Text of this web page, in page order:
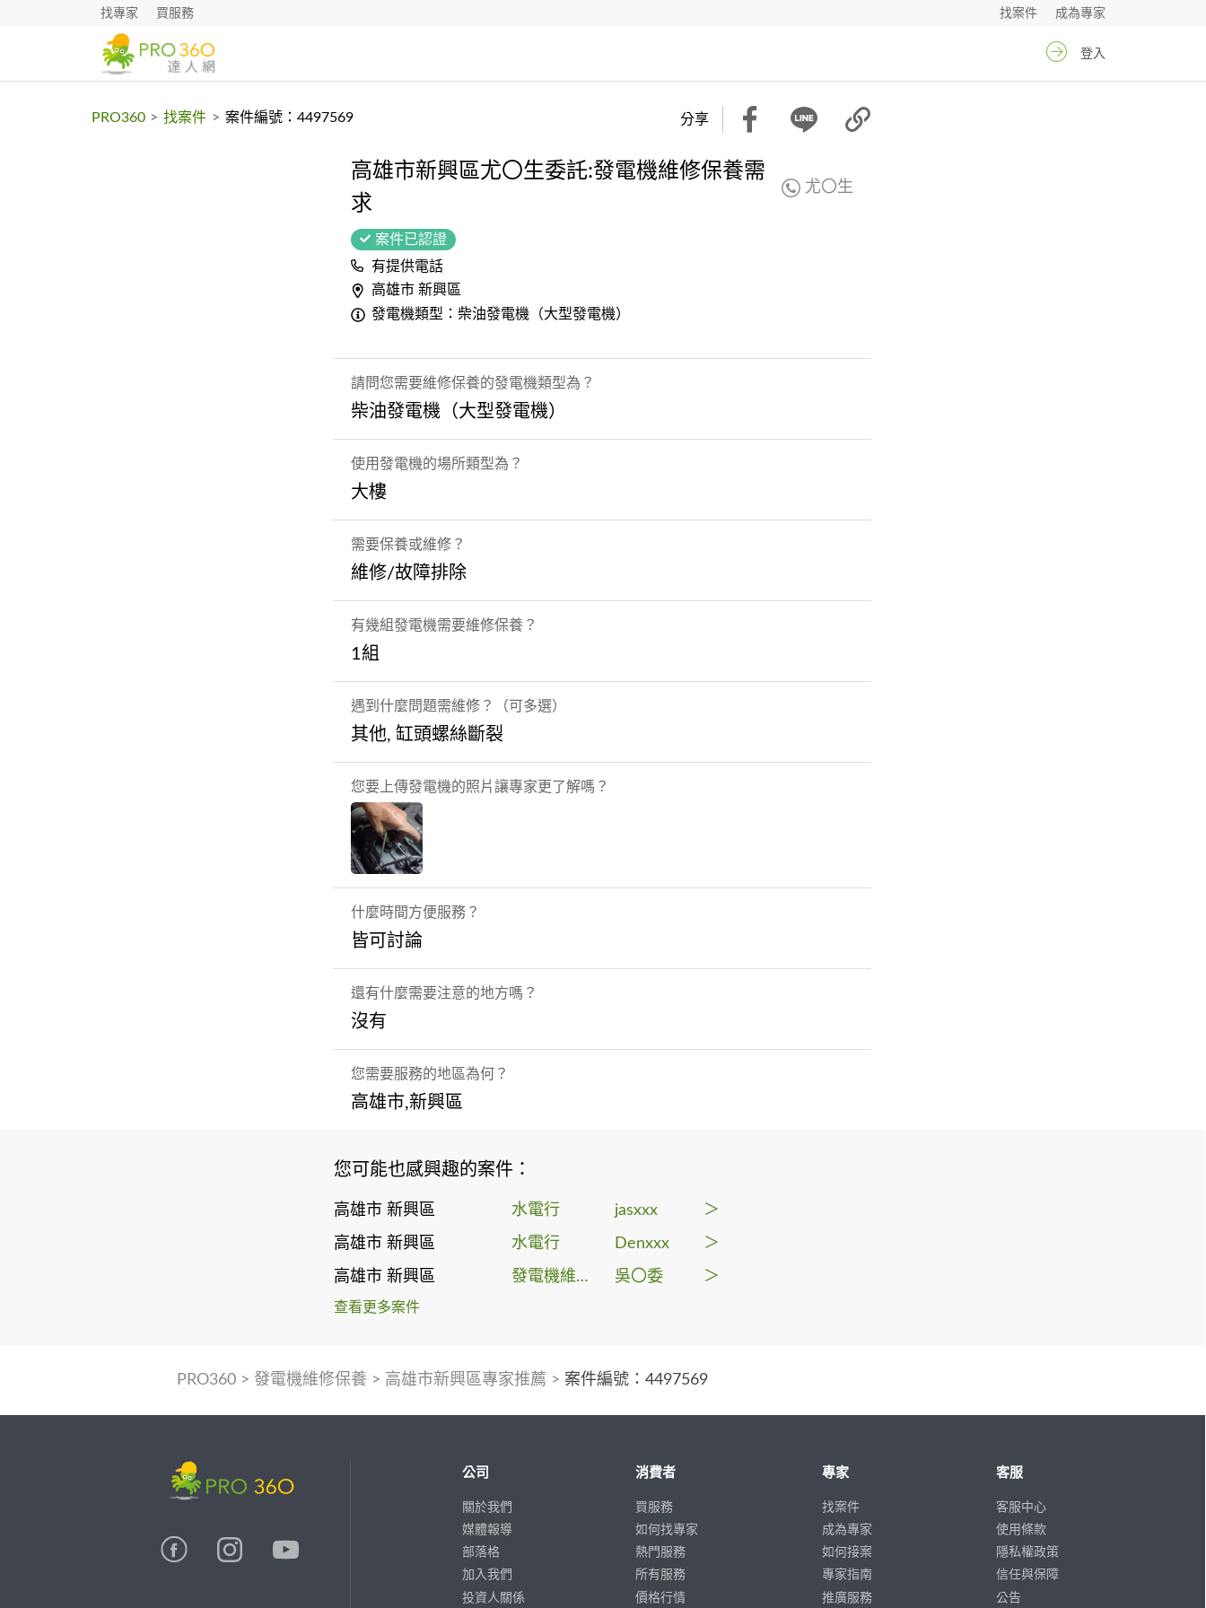
找專家 買服務 成為專家
找案件
登入
PRO360 > 找案件 > 案件編號：4497569 分享
高雄市新興區尤〇生委託:發電機維修保養需
求
尤〇生
案件已認證
有提供電話
高雄市 新興區
發電機類型：柴油發電機（大型發電機）
請問您需要維修保養的發電機類型為？
柴油發電機（大型發電機）
使用發電機的場所類型為？
大樓
需要保養或維修？
維修/故障排除
有幾組發電機需要維修保養？
1組
遇到什麼問題需維修？（可多選）
其他, 缸頭螺絲斷裂
您要上傳發電機的照片讓專家更了解嗎？
什麼時間方便服務？
皆可討論
還有什麼需要注意的地方嗎？
沒有
您需要服務的地區為何？
高雄市,新興區
您可能也感興趣的案件：
高雄市 新興區 水電行 jasxxx ＞
高雄市 新興區 水電行 Denxxx ＞
高雄市 新興區 發電機維修保養 吳〇委 ＞
查看更多案件
PRO360> 發電機維修保養 > 高雄市新興區專家推薦 > 案件編號：4497569
公司
關於我們
媒體報導
部落格
加入我們
投資人關係
消費者
買服務
如何找專家
熱門服務
所有服務
價格行情
專家
找案件
成為專家
如何接案
專家指南
推廣服務
客服
客服中心
使用條款
隱私權政策
信任與保障
公告